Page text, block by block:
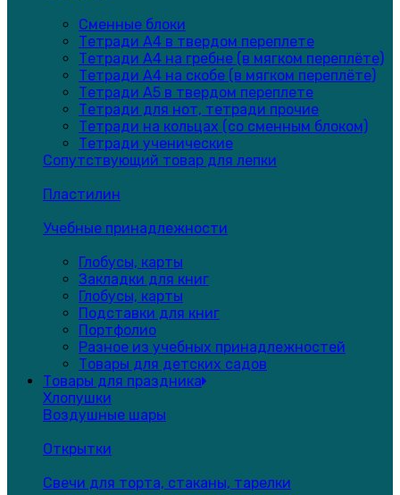
Сменные блоки
Тетради А4 в твердом переплете
Тетради А4 на гребне (в мягком переплёте)
Тетради А4 на скобе (в мягком переплёте)
Тетради А5 в твердом переплете
Тетради для нот, тетради прочие
Тетради на кольцах (со сменным блоком)
Тетради ученические
Сопутствующий товар для лепки
Пластилин
Учебные принадлежности
Глобусы, карты
Закладки для книг
Глобусы, карты
Подставки для книг
Портфолио
Разное из учебных принадлежностей
Товары для детских садов
Товары для праздника
Хлопушки
Воздушные шары
Открытки
Свечи для торта, стаканы, тарелки